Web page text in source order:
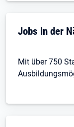
Jobs in der
Mit über 750